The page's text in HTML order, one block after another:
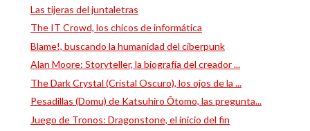
Las tijeras del juntaletras
The IT Crowd, los chicos de informática
Blame!, buscando la humanidad del ciberpunk
Alan Moore: Storyteller, la biografía del creador ...
The Dark Crystal (Cristal Oscuro), los ojos de la ...
Pesadillas (Domu) de Katsuhiro Ōtomo, las pregunta...
Juego de Tronos: Dragonstone, el inicio del fin